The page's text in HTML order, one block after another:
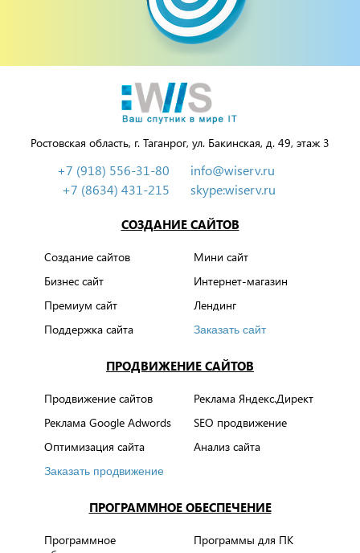
Ростовская область, г. Таганрог, ул. Бакинская, д. 49, этаж 3
+7 (918) 556-31-80
+7 (8634) 431-215
info@wiserv.ru
skype:wiserv.ru
СОЗДАНИЕ САЙТОВ
Создание сайтов
Мини сайт
Бизнес сайт
Интернет-магазин
Премиум сайт
Лендинг
Поддержка сайта
Заказать сайт
ПРОДВИЖЕНИЕ САЙТОВ
Продвижение сайтов
Реклама Яндекс.Директ
Реклама Google Adwords
SEO продвижение
Оптимизация сайта
Анализ сайта
Заказать продвижение
ПРОГРАММНОЕ ОБЕСПЕЧЕНИЕ
Программное
Программы для ПК